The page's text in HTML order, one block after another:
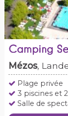
Camping
Mézos,
Plage privée
3 piscines et
Salle de